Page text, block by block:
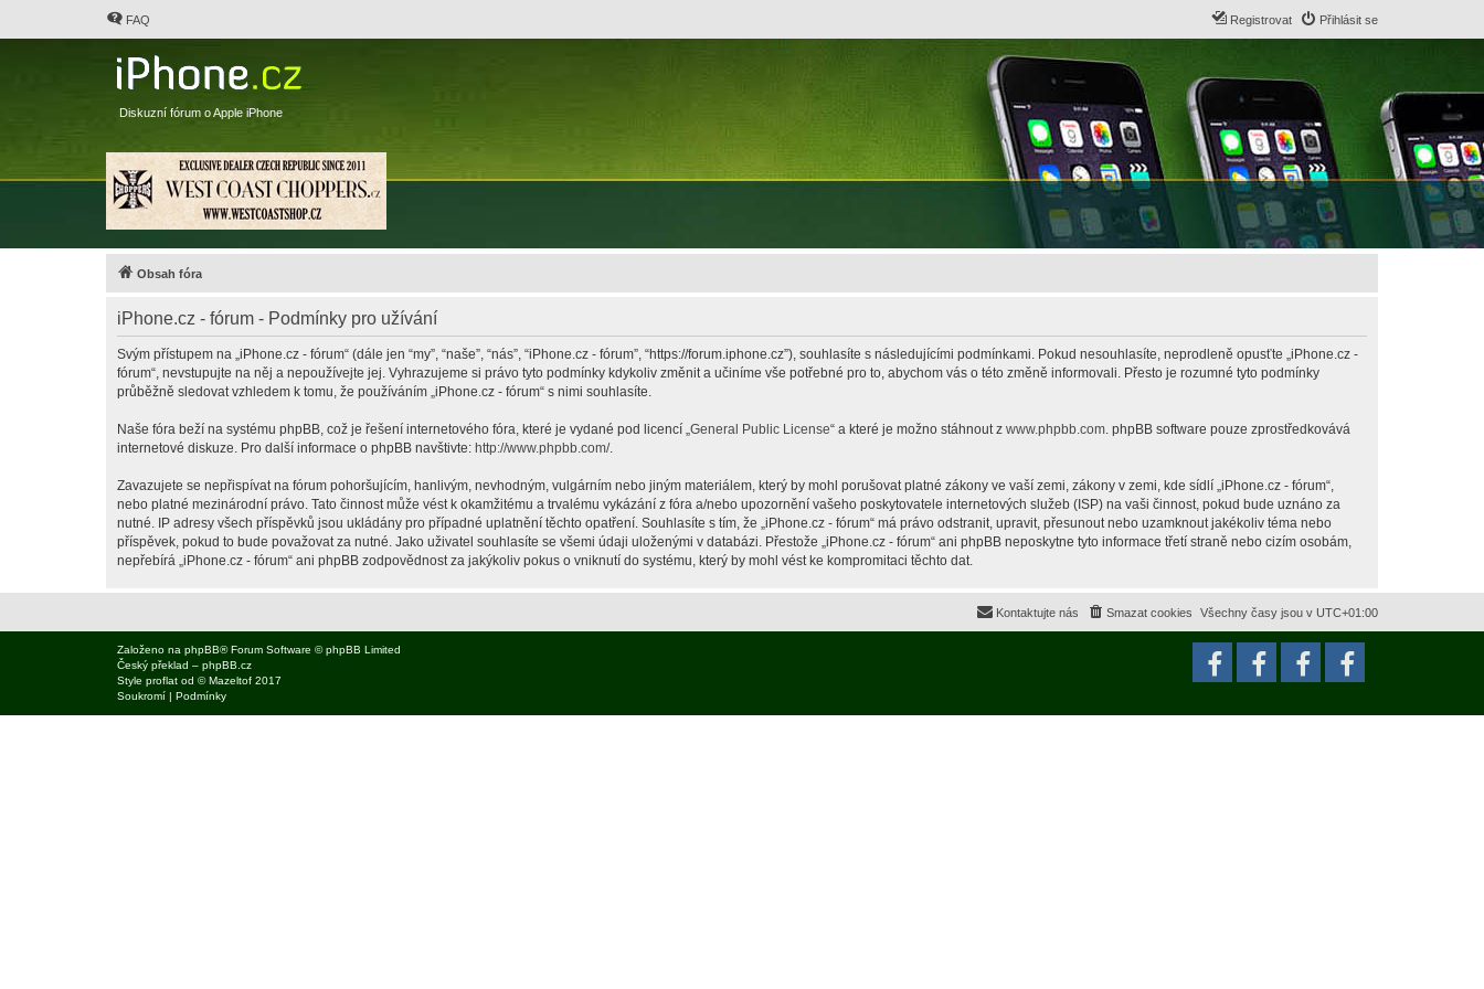
FAQ Přihlásit se
Registrovat
Diskuzní fórum o Apple iPhone
Obsah fóra
iPhone.cz - fórum - Podmínky pro užívání
Svým přístupem na „iPhone.cz - fórum“ (dále jen “my”, “naše”, “nás”, “iPhone.cz - fórum”, “https://forum.iphone.cz”), souhlasíte s následujícími podmínkami. Pokud nesouhlasíte, neprodleně opusťte „iPhone.cz -
fórum“, nevstupujte na něj a nepoužívejte jej. Vyhrazujeme si právo tyto podmínky kdykoliv změnit a učiníme vše potřebné pro to, abychom vás o této změně informovali. Přesto je rozumné tyto podmínky
průběžně sledovat vzhledem k tomu, že používáním „iPhone.cz - fórum“ s nimi souhlasíte.
Naše fóra beží na systému phpBB, což je řešení internetového fóra, které je vydané pod licencí „General Public License“ a které je možno stáhnout z www.phpbb.com. phpBB software pouze zprostředkovává
internetové diskuze. Pro další informace o phpBB navštivte: http://www.phpbb.com/.
Zavazujete se nepřispívat na fórum pohoršujícím, hanlivým, nevhodným, vulgárním nebo jiným materiálem, který by mohl porušovat platné zákony ve vaší zemi, zákony v zemi, kde sídlí „iPhone.cz - fórum“,
nebo platné mezinárodní právo. Tato činnost může vést k okamžitému a trvalému vykázání z fóra a/nebo upozornění vašeho poskytovatele internetových služeb (ISP) na vaši činnost, pokud bude uznáno za
nutné. IP adresy všech příspěvků jsou ukládány pro případné uplatnění těchto opatření. Souhlasíte s tím, že „iPhone.cz - fórum“ má právo odstranit, upravit, přesunout nebo uzamknout jakékoliv téma nebo
příspěvek, pokud to bude považovat za nutné. Jako uživatel souhlasíte se všemi údaji uloženými v databázi. Přestože „iPhone.cz - fórum“ ani phpBB neposkytne tyto informace třetí straně nebo cizím osobám,
nepřebírá „iPhone.cz - fórum“ ani phpBB zodpovědnost za jakýkoliv pokus o vniknutí do systému, který by mohl vést ke kompromitaci těchto dat.
Všechny časy jsou v UTC+01:00
Smazat cookies
Kontaktujte nás
Založeno na phpBB® Forum Software © phpBB Limited
Český překlad – phpBB.cz
Style proflat od ©Mazeltof 2017
Soukromí | Podmínky